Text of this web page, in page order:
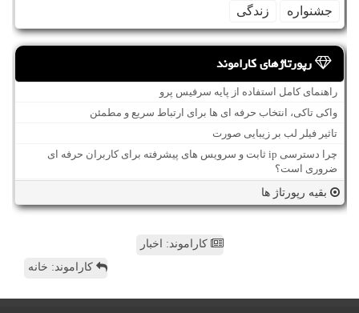
جشنواره
زندگی
رپورتاژهای کاراموند
راهنمای کامل استفاده از پایه سرفیس پرو
واکی تاکی، انتخاب حرفه ای ها برای ارتباط سریع و مطمئن
تاثیر فیلر لب بر زیبایی صورت
چرا دسترسی ip ثابت و سرویس های پیشرفته برای کاربران حرفه ای
ضروری است؟
بقیه رپورتاژ ها
کاراموند: اخبار
کاراموند: خانه